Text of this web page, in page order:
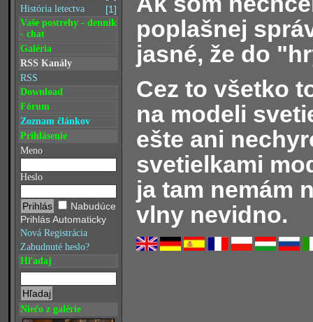
[1]
História letectva
Vaše postrehy - denník
- chat
Galéria
RSS Kanály
RSS
Download
Fórum
Zoznam článkov
Prihlásenie
Meno
Heslo
Nabudúce
Prihlás Automaticky
Nová Registrácia
Zabudnuté heslo?
Hľadaj
Niečo z galérie
poplašnej
jasné, že do
Cez to všetko
na modeli
ešte ani
svetielkami
ja tam nemám
vlny nevidno.